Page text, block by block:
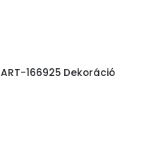
ART-166925 Dekoráció